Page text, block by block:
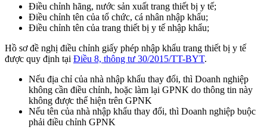
Điều chỉnh hãng, nước sản xuất trang thiết bị y tế;
Điều chỉnh tên của tổ chức, cá nhân nhập khẩu;
Điều chỉnh tên của trang thiết bị y tế nhập khẩu;
Hồ sơ đề nghị điều chỉnh giấy phép nhập khẩu trang thiết bị y tế
được quy định tại Điều 8, thông tư 30/2015/TT-BYT.
Nếu địa chỉ của nhà nhập khẩu thay đổi, thì Doanh nghiệp
không cần điều chỉnh, hoặc làm lại GPNK do thông tin này
không được thể hiện trên GPNK
Nếu tên của nhà nhập khẩu thay đổi, thì Doanh nghiệp buộc
phải điều chỉnh GPNK